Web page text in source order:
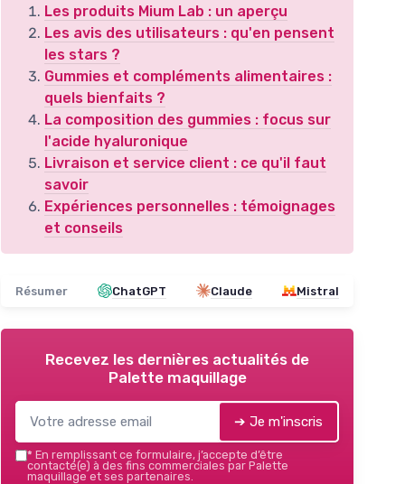
Les produits Mium Lab : un aperçu
Les avis des utilisateurs : qu'en pensent
les stars ?
Gummies et compléments alimentaires :
quels bienfaits ?
La composition des gummies : focus sur
l'acide hyaluronique
Livraison et service client : ce qu'il faut
savoir
Expériences personnelles : témoignages
et conseils
Résumer ChatGPT Claude Mistral
Recevez les dernières actualités de
Palette maquillage
➔ Je m'inscris
* En remplissant ce formulaire, j’accepte d’être
contacté(e) à des fins commerciales par Palette
maquillage et ses partenaires.